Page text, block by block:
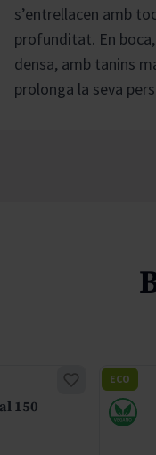
s’entrellacen amb
profunditat. En
densa, amb tanins
prolonga la seva
150
ECO